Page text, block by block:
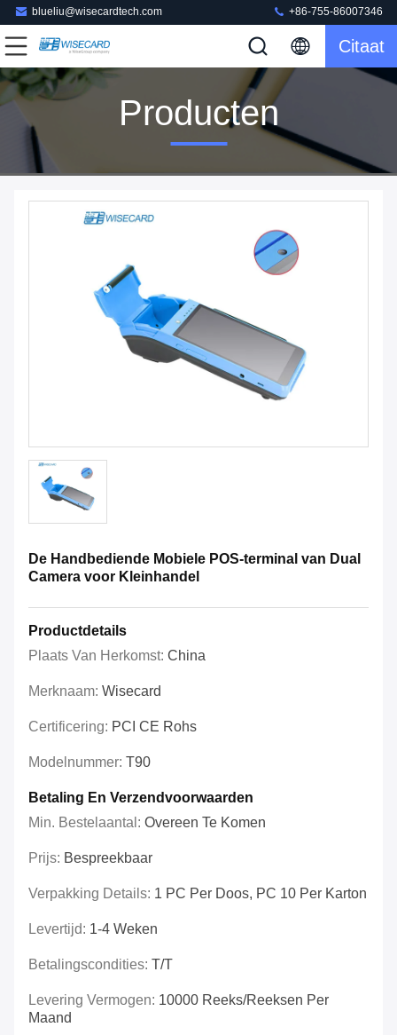
blueliu@wisecardtech.com +86-755-86007346
Citaat
Producten
De Handbediende Mobiele POS-terminal van Dual
Camera voor Kleinhandel
Productdetails
Plaats Van Herkomst: China
Merknaam: Wisecard
Certificering: PCI CE Rohs
Modelnummer: T90
Betaling En Verzendvoorwaarden
Min. Bestelaantal: Overeen Te Komen
Prijs: Bespreekbaar
Verpakking Details: 1 PC Per Doos, PC 10 Per Karton
Levertijd: 1-4 Weken
Betalingscondities: T/T
Levering Vermogen: 10000 Reeks/Reeksen Per
Maand